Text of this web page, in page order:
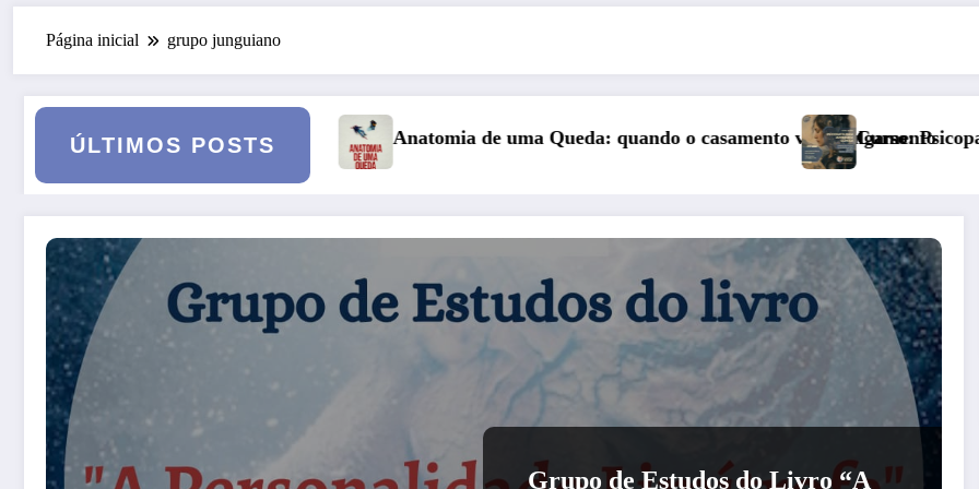
Página inicial grupo junguiano
ÚLTIMOS POSTS
Anatomia de uma Queda: quando o casamento vai a julgamentoCurso: Psicopatologia Junguiana Clínica – Turma 6
Grupo de Estudos do Livro “A